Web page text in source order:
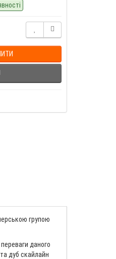
групою
даного
дуб скайлайн